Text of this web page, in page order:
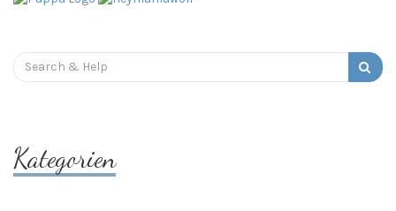
Search
for:
Kategorien